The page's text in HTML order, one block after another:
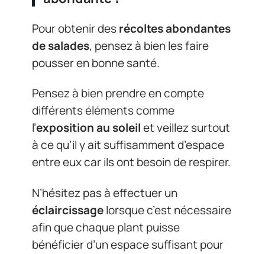
Pour obtenir desrécoltes abondantes
de salades, pensez à bien les faire
pousser en bonne santé.
Pensez à bien prendre en compte
différents éléments comme
l’exposition au soleilet veillez surtout
à ce qu’il y ait suffisamment d’espace
entre eux car ils ont besoin de respirer.
N’hésitez pas à effectuer un
éclaircissagelorsque c’est nécessaire
afin que chaque plant puisse
bénéficier d’un espace suffisant pour